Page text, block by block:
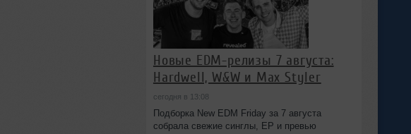
Новые EDM-релизы 7 августа:
Hardwell, W&W и Max Styler
сегодня в 13:08
Подборка New EDM Friday за 7 августа
собрала свежие синглы, EP и превью